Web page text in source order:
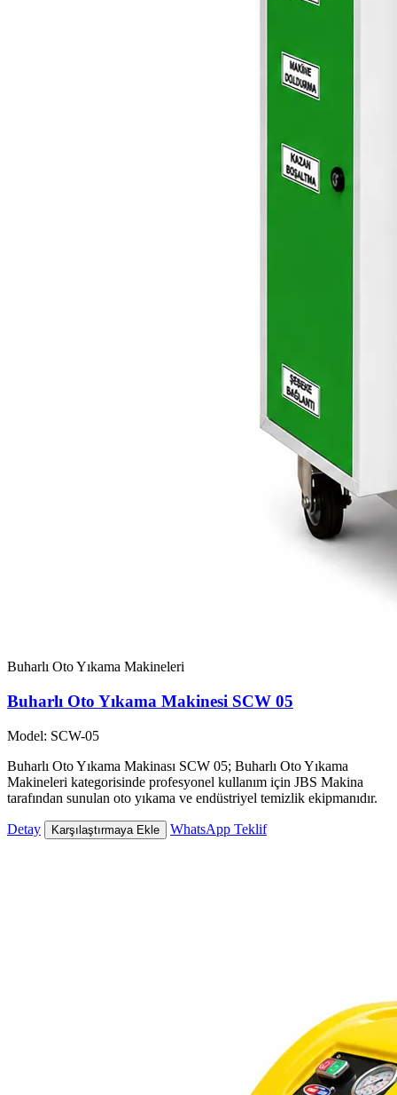
Buharlı Oto Yıkama Makineleri
Buharlı Oto Yıkama Makinesi SCW 05
Model: SCW-05
Buharlı Oto Yıkama Makinası SCW 05; Buharlı Oto Yıkama
Makineleri kategorisinde profesyonel kullanım için JBS Makina
tarafından sunulan oto yıkama ve endüstriyel temizlik ekipmanıdır.
Detay Karşılaştırmaya Ekle WhatsApp Teklif